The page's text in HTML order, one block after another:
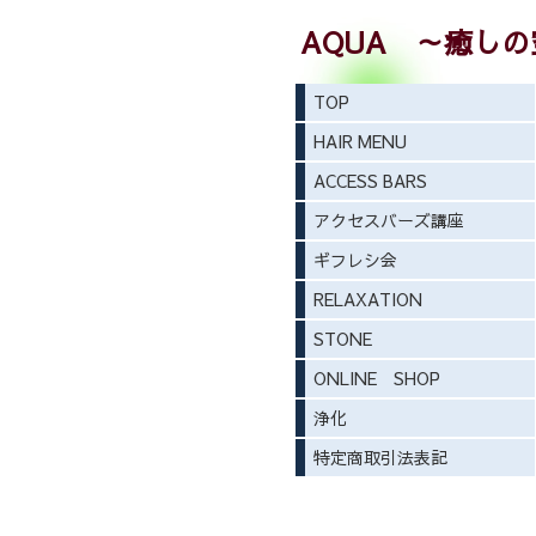
AQUA ～癒しの
TOP
HAIR MENU
ACCESS BARS
アクセスバーズ講座
ギフレシ会
RELAXATION
STONE
ONLINE SHOP
浄化
特定商取引法表記